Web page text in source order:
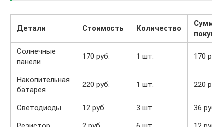
Детали Стоимость Количество
Сумма
Солнечные
панели
170 руб. 1 шт. 170 руб.
Накопительная
батарея
220 руб. 1 шт. 220 руб.
Светодиоды 12 руб. 3 шт.
36 руб.